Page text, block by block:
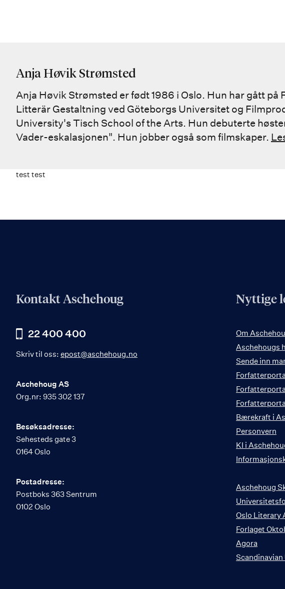
Anja Høvik Strømsted
Anja Høvik Strømsted er født 1986 i Oslo. Hun har gått
Litterär Gestaltning ved Göteborgs Universitet og
University's Tisch School of the Arts. Hun debuterte
Vader-eskalasjonen". Hun jobber også som filmskaper.
test test
Kontakt Aschehoug
22 400 400
Skriv til oss: epost@aschehoug.no
Aschehoug AS
Org.nr: 935 302 137
Besøksadresse:
Sehesteds gate 3
0164 Oslo
Postadresse:
Postboks 363 Sentrum
0102 Oslo
Nyttige
Om
Aschehougs
Sende inn
Bærekraft i
Personvern
KI i
Aschehoug
Oslo Literary
Forlaget
Agora